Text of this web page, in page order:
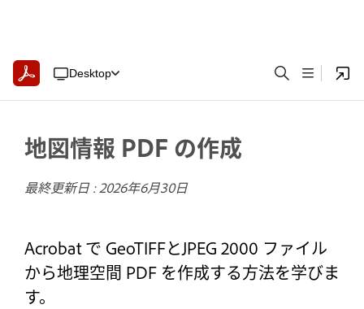
Desktop
地図情報 PDF の作成
最終更新日 :2026年6月30日
Acrobat で GeoTIFFとJPEG 2000 ファイル
から地理空間 PDF を作成する方法を学びま
す。